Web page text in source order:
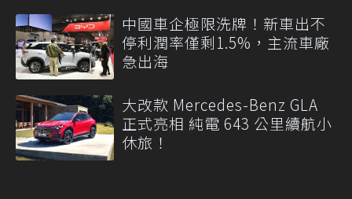
中國車企極限洗牌！新車出不
停利潤率僅剩1.5%，主流車廠
急出海
大改款 Mercedes-Benz GLA
正式亮相 純電 643 公里續航小
休旅！